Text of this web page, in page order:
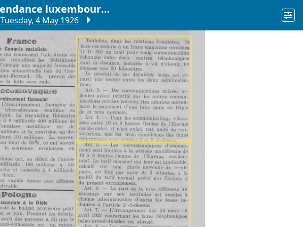
L'indépendance luxembourgeoise
Tuesday, 4 May 1926